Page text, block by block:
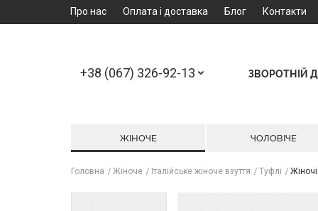
Про нас Оплата і доставка Блог Контакти
+38 (067) 326-92-13 ЗВОРОТНІЙ
ЖІНОЧЕ ЧОЛОВІЧЕ
Головна Жіноче Італійське жіноче взуття Туфлі